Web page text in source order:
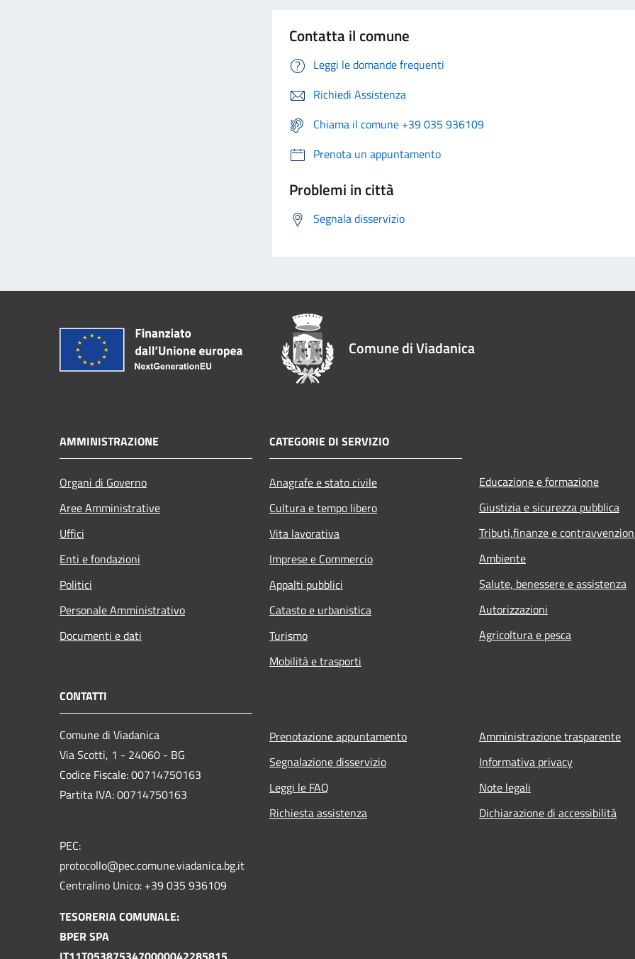
Contatta il comune
Leggi le domande frequenti
Richiedi Assistenza
Chiama il comune +39 035 936109
Prenota un appuntamento
Problemi in città
Segnala disservizio
Comune di Viadanica
AMMINISTRAZIONE
Organi di Governo
Aree Amministrative
Uffici
Enti e fondazioni
Politici
Personale Amministrativo
Documenti e dati
CATEGORIE DI SERVIZIO
Anagrafe e stato civile
Cultura e tempo libero
Vita lavorativa
Imprese e Commercio
Appalti pubblici
Catasto e urbanistica
Turismo
Mobilità e trasporti
Educazione e formazione
Giustizia e sicurezza pubblica
Tributi,finanze e
Ambiente
Salute, benessere e assistenza
Autorizzazioni
Agricoltura e pesca
CONTATTI
Comune di Viadanica
Via Scotti, 1 - 24060 - BG
Codice Fiscale: 00714750163
Partita IVA: 00714750163
PEC:
protocollo@pec.comune.viadanica.bg.it
Centralino Unico: +39 035 936109
TESORERIA COMUNALE:
BPER SPA
Prenotazione appuntamento
Segnalazione disservizio
Leggi le FAQ
Richiesta assistenza
Amministrazione trasparente
Informativa privacy
Note legali
Dichiarazione di accessibilità